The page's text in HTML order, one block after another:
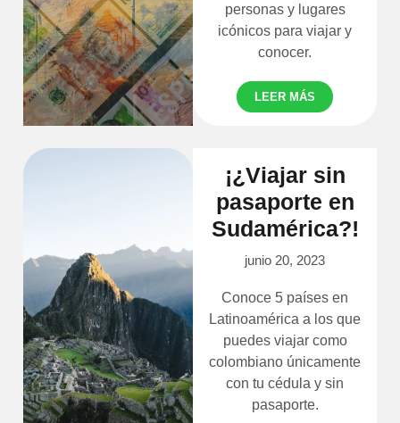
personas y lugares
icónicos para viajar y
conocer.
LEER MÁS
¡¿Viajar sin
pasaporte en
Sudamérica?!
junio 20, 2023
Conoce 5 países en
Latinoamérica a los que
puedes viajar como
colombiano únicamente
con tu cédula y sin
pasaporte.